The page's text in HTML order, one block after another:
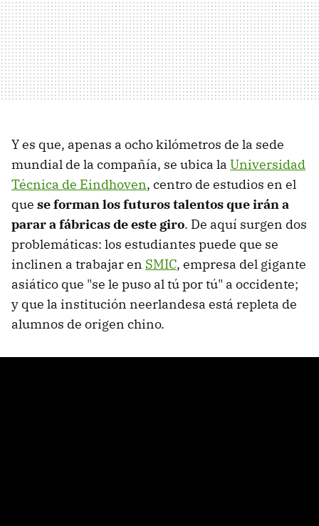
Y es que, apenas a ocho kilómetros de la sede
mundial de la compañía, se ubica la Universidad
Técnica de Eindhoven, centro de estudios en el
que se forman los futuros talentos que irán a
parar a fábricas de este giro. De aquí surgen dos
problemáticas: los estudiantes puede que se
inclinen a trabajar en SMIC, empresa del gigante
asiático que "se le puso al tú por tú" a occidente;
y que la institución neerlandesa está repleta de
alumnos de origen chino.